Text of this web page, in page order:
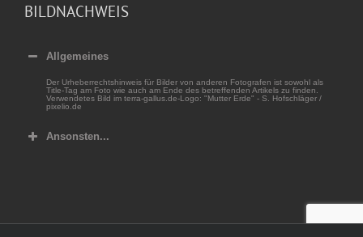
BILDNACHWEIS
Allgemeines
Der Urheberrechtshinweis für Bilder von anderen Fotografen ist sowohl als
Title-Tag am Foto wie auch am Ende des betreffenden Artikels zu finden.
Verwendetes Bild im terra-gallus.de-Logo: "Mutter Erde" - S. Hofschläger /
pixelio.de
Ansonsten...